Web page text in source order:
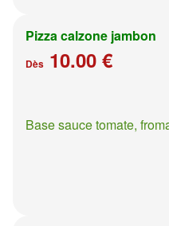
Pizza calzone jambon
Dès 10.00 €
Base sauce tomate,